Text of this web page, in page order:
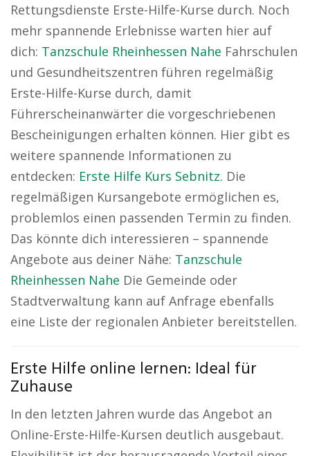
Rettungsdienste Erste-Hilfe-Kurse durch. Noch
mehr spannende Erlebnisse warten hier auf
dich: Tanzschule Rheinhessen Nahe Fahrschulen
und Gesundheitszentren führen regelmäßig
Erste-Hilfe-Kurse durch, damit
Führerscheinanwärter die vorgeschriebenen
Bescheinigungen erhalten können. Hier gibt es
weitere spannende Informationen zu
entdecken: Erste Hilfe Kurs Sebnitz. Die
regelmäßigen Kursangebote ermöglichen es,
problemlos einen passenden Termin zu finden.
Das könnte dich interessieren – spannende
Angebote aus deiner Nähe: Tanzschule
Rheinhessen Nahe Die Gemeinde oder
Stadtverwaltung kann auf Anfrage ebenfalls
eine Liste der regionalen Anbieter bereitstellen.
Erste Hilfe online lernen: Ideal für
Zuhause
In den letzten Jahren wurde das Angebot an
Online-Erste-Hilfe-Kursen deutlich ausgebaut.